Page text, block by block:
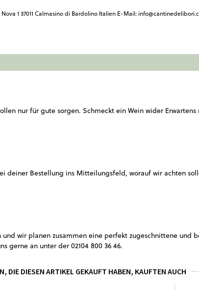
1 37011 Calmasino di Bardolino Italien E-Mail:
nur für gute sorgen. Schmeckt ein Wein wider
deiner Bestellung ins Mitteilungsfeld, worauf wir achten
und wir planen zusammen eine perfekt zugeschnittene
gerne an unter der 02104 800 36 46.
DIE DIESEN ARTIKEL GEKAUFT HABEN, KAUFTEN AUCH